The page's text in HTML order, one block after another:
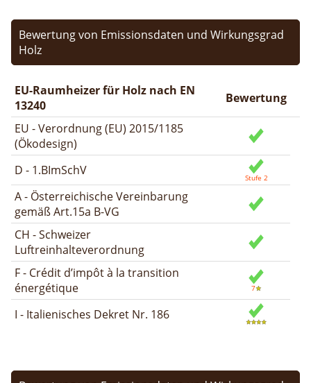
Bewertung von Emissionsdaten und Wirkungsgrad
Holz
EU-Raumheizer für Holz nach EN
13240
Bewertung
EU - Verordnung (EU) 2015/1185
(Ökodesign)
D - 1.BImSchV
A - Österreichische Vereinbarung
gemäß Art.15a B-VG
CH - Schweizer
Luftreinhalteverordnung
F - Crédit d’impôt à la transition
énergétique
I - Italienisches Dekret Nr. 186